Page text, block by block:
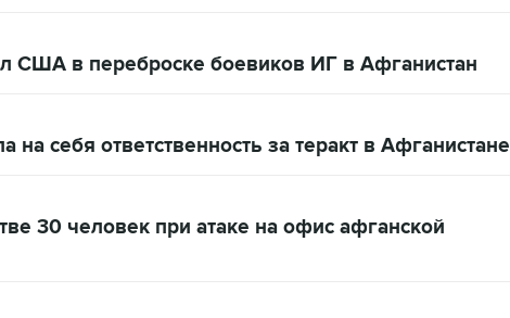
США в переброске боевиков ИГ в Афганистан
на себя ответственность за теракт в Афганистане
30 человек при атаке на офис афганской